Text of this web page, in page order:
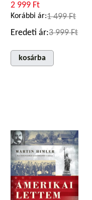
2 999 Ft
Korábbi ár:1 499 Ft
Eredeti ár:3 999 Ft
kosárba